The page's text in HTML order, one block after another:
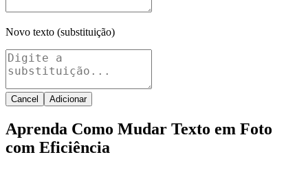
Novo texto (substituição)
Cancel Adicionar
Aprenda Como Mudar Texto em Foto
com Eficiência